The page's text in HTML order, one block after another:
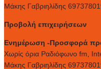
Μάκης Γαβριηλίδης
Προβολή επιχειρήσεων
Ενημέρωση -Προσφορά
Xωρίς όρια Ραδιόφωνο fm,
Μάκης Γαβριηλίδης